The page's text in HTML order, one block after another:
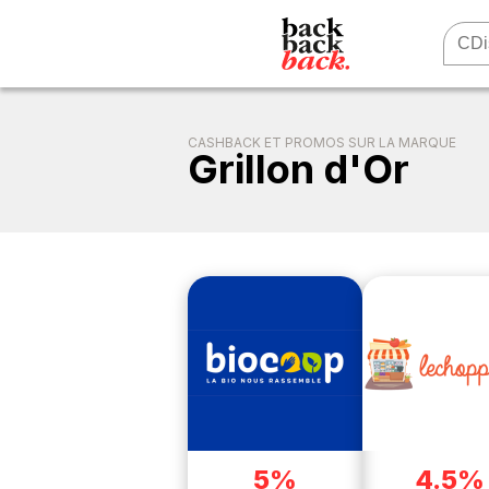
CASHBACK ET PROMOS SUR LA MARQUE
Grillon d'Or
5% 4.5%